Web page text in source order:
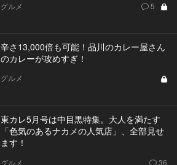
グルメ 5
辛さ13,000倍も可能！品川のカレー屋さん
のカレーが攻めすぎ！
グルメ
東カレ5月号は中目黒特集。大人を満たす
「色気のあるナカメの人気店」、全部見せ
ます！
グルメ 36